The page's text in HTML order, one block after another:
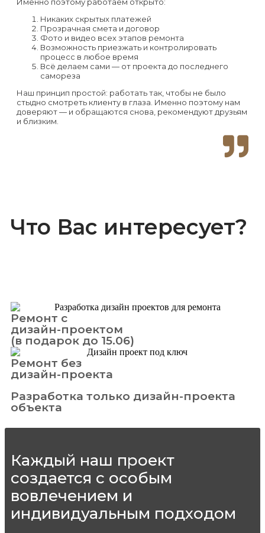
Никаких скрытых платежей
Прозрачная смета и договор
Фото и видео всех этапов ремонта
Возможность приезжать и контролировать
процесс в любое время
Всё делаем сами — от проекта до последнего
самореза
Наш принцип простой: работать так, чтобы не было
стыдно смотреть клиенту в глаза. Именно поэтому нам
доверяют — и обращаются снова, рекомендуют друзьям
и близким.
Что Вас интересует?
Ремонт с
дизайн-проектом
(в подарок до 15.06)
Ремонт без
дизайн-проекта
Разработка только дизайн-проекта
объекта
Каждый наш проект
создается с особым
вовлечением и
индивидуальным подходом